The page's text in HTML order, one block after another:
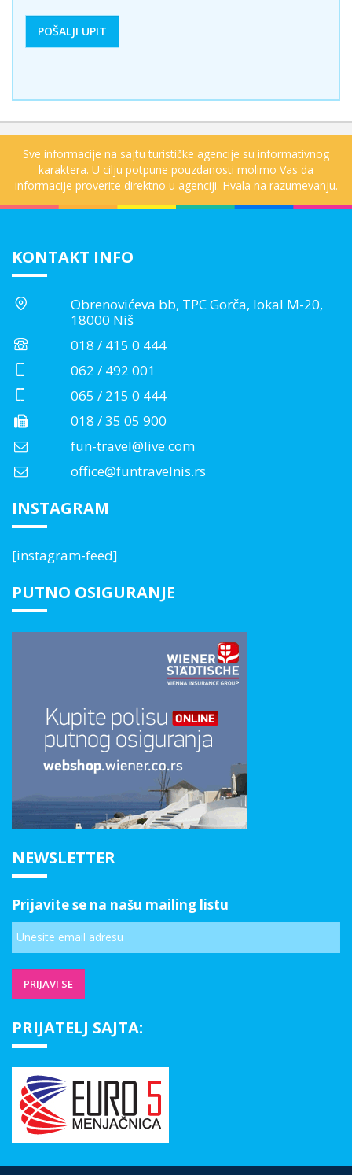
Sve informacije na sajtu turističke agencije su informativnog
karaktera. U cilju potpune pouzdanosti molimo Vas da
informacije proverite direktno u agenciji. Hvala na razumevanju.
KONTAKT INFO
Obrenovićeva bb, TPC Gorča, lokal M-20,
18000 Niš
018 / 415 0 444
062 / 492 001
065 / 215 0 444
018 / 35 05 900
fun-travel@live.com
office@funtravelnis.rs
INSTAGRAM
[instagram-feed]
PUTNO OSIGURANJE
NEWSLETTER
Prijavite se na našu mailing listu
PRIJATELJ SAJTA: